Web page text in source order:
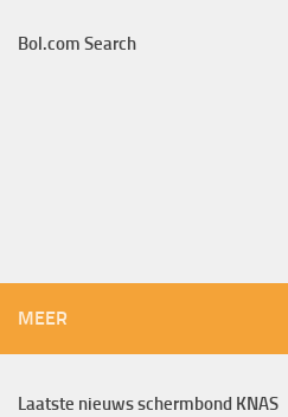
Bol.com Search
MEER
Laatste nieuws schermbond KNAS